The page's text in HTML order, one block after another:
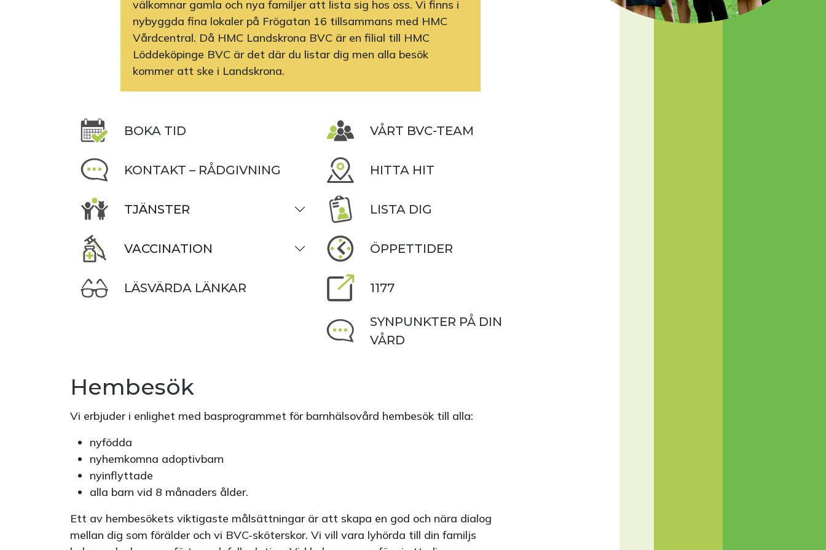
välkomnar gamla och nya familjer att lista sig hos oss. Vi finns i
nybyggda fina lokaler på Frögatan 16 tillsammans med HMC
Vårdcentral. Då HMC Landskrona BVC är en filial till HMC
Löddeköpinge BVC är det där du listar dig men alla besök
kommer att ske i Landskrona.
BOKA TID
KONTAKT – RÅDGIVNING
TJÄNSTER
VACCINATION
LÄSVÄRDA LÄNKAR
VÅRT BVC-TEAM
HITTA HIT
LISTA DIG
ÖPPETTIDER
1177
SYNPUNKTER PÅ DIN
VÅRD
Hembesök
Vi erbjuder i enlighet med basprogrammet för barnhälsovård hembesök till alla:
nyfödda
nyhemkomna adoptivbarn
nyinflyttade
alla barn vid 8 månaders ålder.
Ett av hembesökets viktigaste målsättningar är att skapa en god och nära dialog
mellan dig som förälder och vi BVC-sköterskor. Vi vill vara lyhörda till din familjs